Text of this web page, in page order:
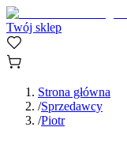
Twój sklep
Strona główna
/Sprzedawcy
/Piotr